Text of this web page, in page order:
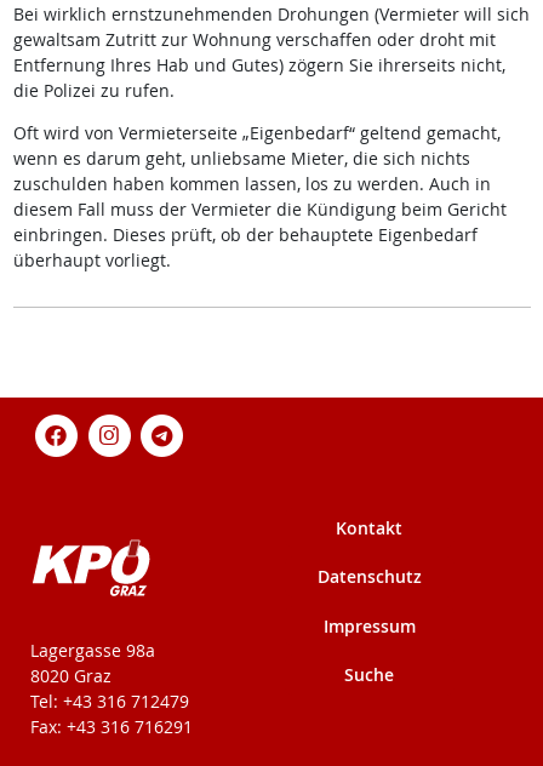
Bei wirklich ernstzunehmenden Drohungen (Vermieter will sich
gewaltsam Zutritt zur Wohnung verschaffen oder droht mit
Entfernung Ihres Hab und Gutes) zögern Sie ihrerseits nicht,
die Polizei zu rufen.
Oft wird von Vermieterseite „Eigenbedarf“ geltend gemacht,
wenn es darum geht, unliebsame Mieter, die sich nichts
zuschulden haben kommen lassen, los zu werden. Auch in
diesem Fall muss der Vermieter die Kündigung beim Gericht
einbringen. Dieses prüft, ob der behauptete Eigenbedarf
überhaupt vorliegt.
KPÖ-Steiermark
Lagergasse 98a
8020 Graz
Tel: +43 316 712479
Fax: +43 316 716291
Kontakt
Datenschutz
Impressum
Suche